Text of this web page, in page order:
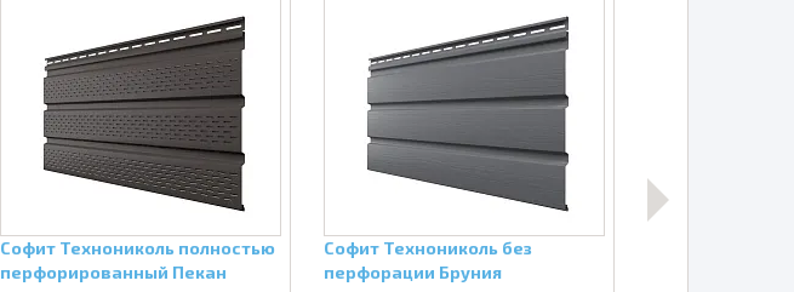
Софит Технониколь полностью
перфорированный Пекан
Софит Технониколь без
перфорации Бруния